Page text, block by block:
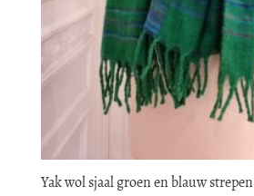
Yak wol sjaal groen en blauw strepen